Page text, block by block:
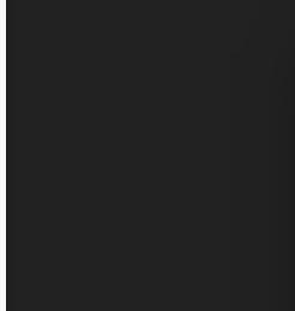
Sketchbook5,
Sketchbook5,